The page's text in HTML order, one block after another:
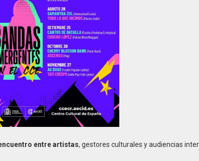
entre artistas, gestores culturales y audiencias